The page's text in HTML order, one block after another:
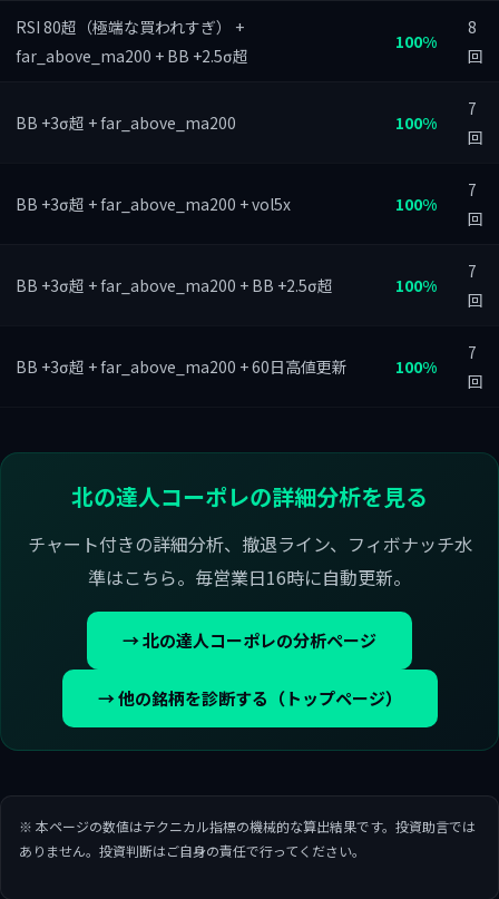
RSI 80超（極端な買われすぎ） +
far_above_ma200 + BB +2.5σ超
100%
8
回
BB +3σ超 + far_above_ma200 100%
7
回
BB +3σ超 + far_above_ma200 + vol5x 100%
7
回
BB +3σ超 + far_above_ma200 + BB +2.5σ超 100%
7
回
BB +3σ超 + far_above_ma200 + 60日高値更新 100%
7
回
北の達人コーポレの詳細分析を見る
チャート付きの詳細分析、撤退ライン、フィボナッチ水
準はこちら。毎営業日16時に自動更新。
→ 北の達人コーポレの分析ページ
→ 他の銘柄を診断する（トップページ）
※ 本ページの数値はテクニカル指標の機械的な算出結果です。投資助言では
ありません。投資判断はご自身の責任で行ってください。